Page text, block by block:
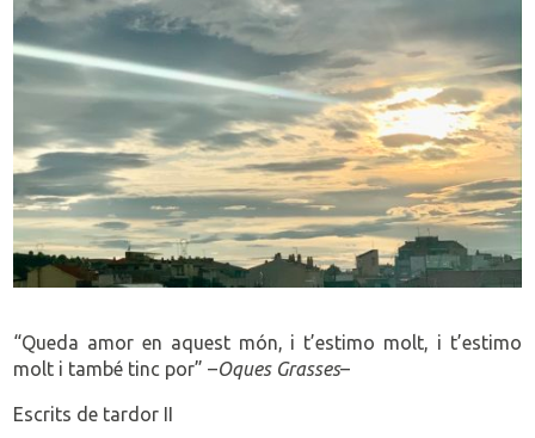
“Queda amor en aquest món, i t’estimo molt, i t’estimo
molt i també tinc por” –Oques Grasses–
Escrits de tardor II